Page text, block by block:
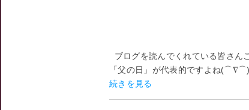
ブログを読んでくれている皆さん
「父の日」が代表的ですよね
続きを見る